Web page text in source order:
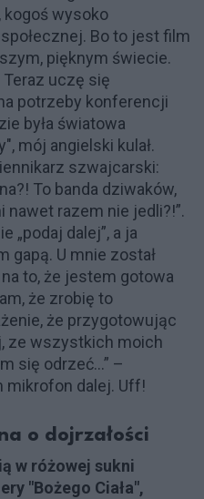
kogoś wysoko
Bo to jest film
pięknym świecie.
uczę się
potrzeby konferencji
była światowa
mój angielski kulał.
szwajcarski:
To banda dziwaków,
nawet razem nie jedli?!”.
„podaj dalej”, a ja
gapą. U mnie został
to, że jestem gotowa
że zrobię to
że przygotowując
ze wszystkich moich
się odrzeć...” –
mikrofon dalej. Uff!
o dojrzałości
w różowej sukni
"Bożego Ciała",